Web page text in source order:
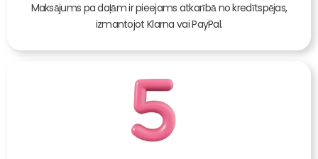
Maksājums pa daļām ir pieejams atkarībā no kredītspējas,
izmantojot Klarna vai PayPal.